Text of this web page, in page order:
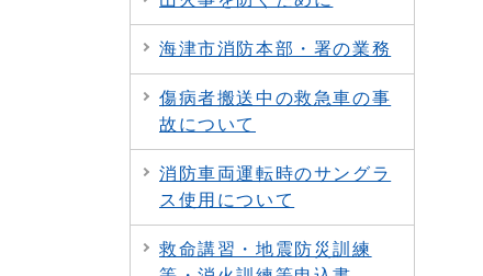
海津市消防本部・署の業務
傷病者搬送中の救急車の事
故について
消防車両運転時のサングラ
ス使用について
救命講習・地震防災訓練